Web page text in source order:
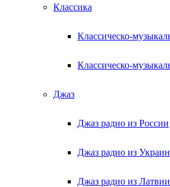
Классика
Классическо-
Классическо-
Джаз
Джаз радио из России
Джаз радио из
Джаз радио из Латвии